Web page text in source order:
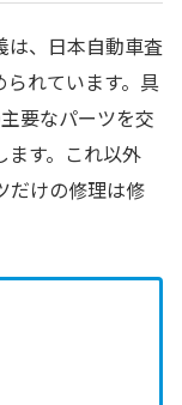
は、日本自動車査
れています。具
要なパーツを交
す。これ以外
だけの修理は修